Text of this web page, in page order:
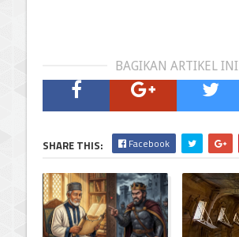
BAGIKAN ARTIKEL INI
SHARE THIS: Facebook